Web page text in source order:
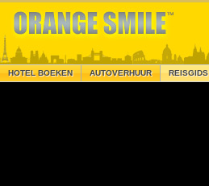
HOTEL BOEKEN AUTOVERHUUR REISGIDS